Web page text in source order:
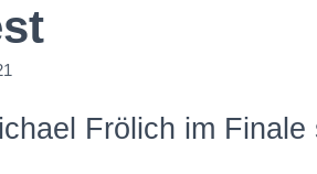
Frölich im Finale